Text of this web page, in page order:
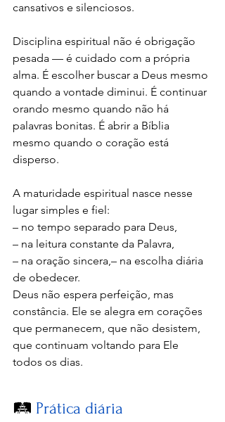
cansativos e silenciosos.
Disciplina espiritual não é obrigação
pesada — é cuidado com a própria
alma. É escolher buscar a Deus mesmo
quando a vontade diminui. É continuar
orando mesmo quando não há
palavras bonitas. É abrir a Bíblia
mesmo quando o coração está
disperso.
A maturidade espiritual nasce nesse
lugar simples e fiel:
– no tempo separado para Deus,
– na leitura constante da Palavra,
– na oração sincera,– na escolha diária
de obedecer.
Deus não espera perfeição, mas
constância. Ele se alegra em corações
que permanecem, que não desistem,
que continuam voltando para Ele
todos os dias.
🛤️ Prática diária